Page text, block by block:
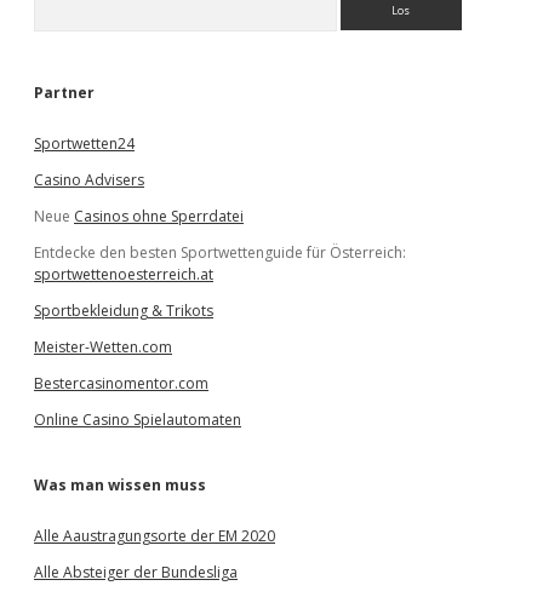
e
Partner
Sportwetten24
Casino Advisers
Neue Casinos ohne Sperrdatei
Entdecke den besten Sportwettenguide für Österreich:
sportwettenoesterreich.at
Sportbekleidung & Trikots
Meister-Wetten.com
Bestercasinomentor.com
Online Casino Spielautomaten
Was man wissen muss
Alle Aaustragungsorte der EM 2020
Alle Absteiger der Bundesliga